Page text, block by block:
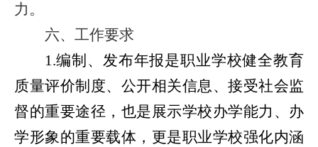
力。
六、 工作要求
1.编制、发布年报是职业学校健全教育
质量评价制度、公开相关信息、接受社会监
督的重要途径，也是展示学校办学能力、办
学形象的重要载体，更是职业学校强化内涵